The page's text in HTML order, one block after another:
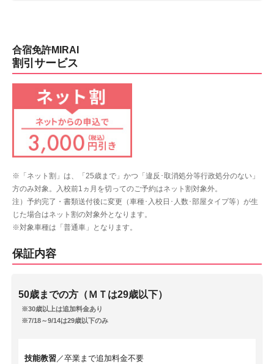
合宿免許MIRAI
割引サービス
※「ネット割」は、「25歳まで」かつ「違反･取消処分等行政処分のない」
方のみ対象。入校前1ヵ月を切ってのご予約はネット割対象外。
注）予約完了・書類送付後に変更（車種･入校日･人数･部屋タイプ等）が生
じた場合はネット割の対象外となります。
※対象車種は「普通車」となります。
保証内容
50歳までの方（ＭＴは29歳以下）
30歳以上は追加料金あり
7/18～9/14は29歳以下のみ
技能教習／卒業まで追加料金不要